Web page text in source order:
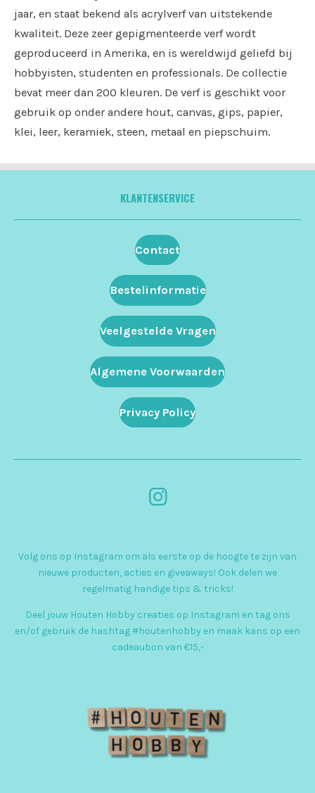
jaar, en staat bekend als acrylverf van uitstekende
kwaliteit. Deze zeer gepigmenteerde verf wordt
geproduceerd in Amerika, en is wereldwijd geliefd bij
hobbyisten, studenten en professionals. De collectie
bevat meer dan 200 kleuren. De verf is geschikt voor
gebruik op onder andere hout, canvas, gips, papier,
klei, leer, keramiek, steen, metaal en piepschuim.
KLANTENSERVICE
Contact
Bestelinformatie
Veelgestelde Vragen
Algemene Voorwaarden
Privacy Policy
I
t
a
g
r
a
Volg ons op Instagram om als eerste op de hoogte te zijn van
nieuwe producten, acties en giveaways! Ook delen we
regelmatig handige tips & tricks!
Deel jouw Houten Hobby creaties op Instagram en tag ons
en/of gebruik de hashtag #houtenhobby en maak kans op een
cadeaubon van €15,-